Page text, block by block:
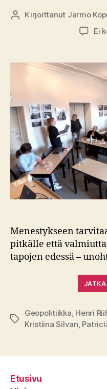
Kirjoittaja
Kirjoittanut Jarmo
Ei
Menestykseen
pitkälle että
tapojen edessä –
JATKA
Avainsanat
Geopolitiikka, Henri
Kristiina Silvan,
Etusivu